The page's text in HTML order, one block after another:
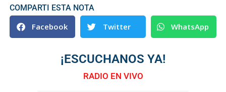
COMPARTI ESTA NOTA
Facebook Twitter WhatsApp
¡ESCUCHANOS YA!
RADIO EN VIVO